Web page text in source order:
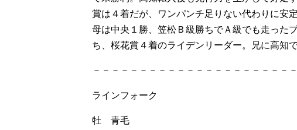
賞は４着だが、ワンパンチ足りない代わりに安
母は中央１勝、笠松Ｂ級勝ちでＡ級でも走った
ち、桜花賞４着のライデンリーダー。兄に高知
－－－－－－－－－－－－－－－－－－－－－
ラインフォーク
牡 青毛